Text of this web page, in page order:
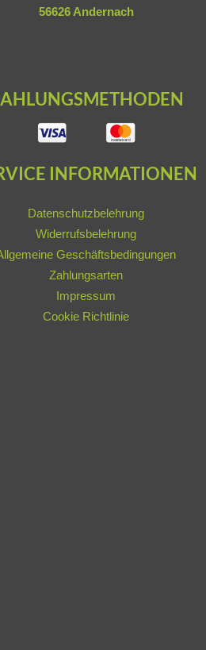
56626 Andernach
INFORMATIONEN
Datenschutzbelehrung
Widerrufsbelehrung
Geschäftsbedingungen
Zahlungsarten
Impressum
Cookie Richtlinie